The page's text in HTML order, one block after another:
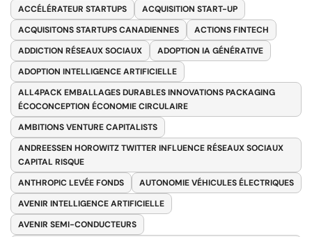
ACCÉLÉRATEUR STARTUPS
ACQUISITION START-UP
ACQUISITONS STARTUPS CANADIENNES
ACTIONS FINTECH
ADDICTION RÉSEAUX SOCIAUX
ADOPTION IA GÉNÉRATIVE
ADOPTION INTELLIGENCE ARTIFICIELLE
ALL4PACK EMBALLAGES DURABLES INNOVATIONS PACKAGING
ÉCOCONCEPTION ÉCONOMIE CIRCULAIRE
AMBITIONS VENTURE CAPITALISTS
ANDREESSEN HOROWITZ TWITTER INFLUENCE RÉSEAUX SOCIAUX
CAPITAL RISQUE
ANTHROPIC LEVÉE FONDS
AUTONOMIE VÉHICULES ÉLECTRIQUES
AVENIR INTELLIGENCE ARTIFICIELLE
AVENIR SEMI-CONDUCTEURS